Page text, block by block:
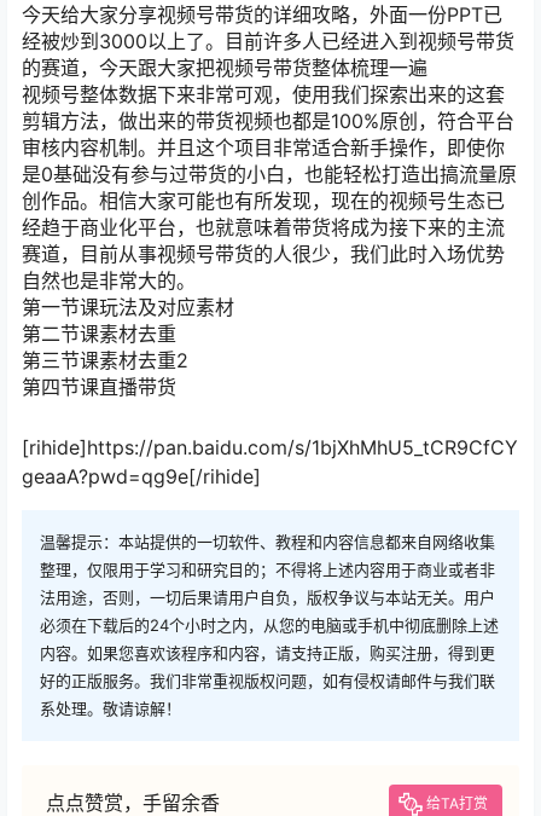
今天给大家分享视频号带货的详细攻略，外面一份PPT已
经被炒到3000以上了。目前许多人已经进入到视频号带货
的赛道，今天跟大家把视频号带货整体梳理一遍
视频号整体数据下来非常可观，使用我们探索出来的这套
剪辑方法，做出来的带货视频也都是100%原创，符合平台
审核内容机制。并且这个项目非常适合新手操作，即使你
是0基础没有参与过带货的小白，也能轻松打造出搞流量原
创作品。相信大家可能也有所发现，现在的视频号生态已
经趋于商业化平台，也就意味着带货将成为接下来的主流
赛道，目前从事视频号带货的人很少，我们此时入场优势
自然也是非常大的。
第一节课玩法及对应素材
第二节课素材去重
第三节课素材去重2
第四节课直播带货
[rihide]https://pan.baidu.com/s/1bjXhMhU5_tCR9CfCY
geaaA?pwd=qg9e[/rihide]
温馨提示：本站提供的一切软件、教程和内容信息都来自网络收集
整理，仅限用于学习和研究目的；不得将上述内容用于商业或者非
法用途，否则，一切后果请用户自负，版权争议与本站无关。用户
必须在下载后的24个小时之内，从您的电脑或手机中彻底删除上述
内容。如果您喜欢该程序和内容，请支持正版，购买注册，得到更
好的正版服务。我们非常重视版权问题，如有侵权请邮件与我们联
系处理。敬请谅解！
点点赞赏，手留余香 给TA打赏